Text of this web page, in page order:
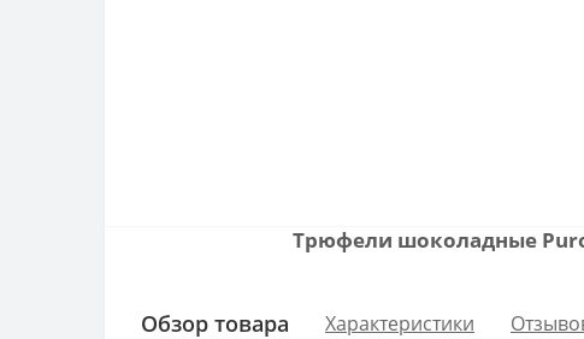
Трюфели шоколадные
Обзор товара Характеристики